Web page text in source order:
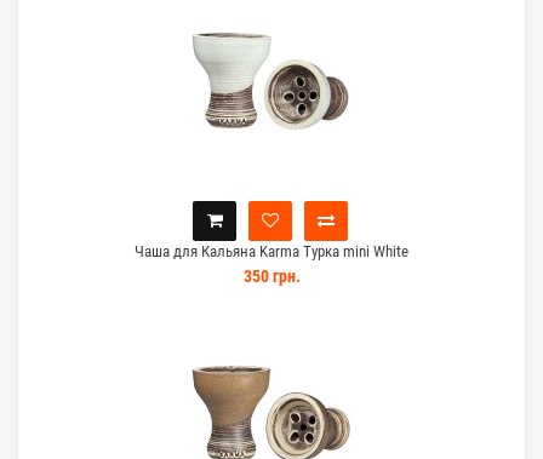
Чаша для Кальяна Karma Турка mini White
350 грн.